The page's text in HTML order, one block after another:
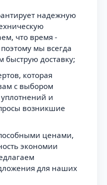
надежную
что время -
мы всегда
быструю доставку;
которая
с выбором
и
возникшие
ценами,
экономии
для наших